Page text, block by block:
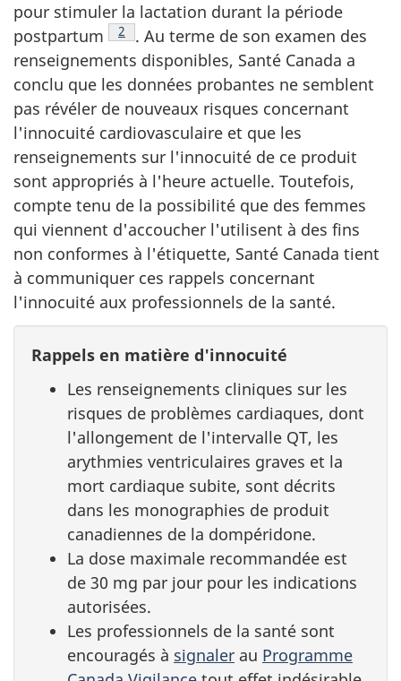
pour stimuler la lactation durant la période
postpartum
Note de bas de page
2
. Au terme de son examen des
renseignements disponibles, Santé Canada a
conclu que les données probantes ne semblent
pas révéler de nouveaux risques concernant
l'innocuité cardiovasculaire et que les
renseignements sur l'innocuité de ce produit
sont appropriés à l'heure actuelle. Toutefois,
compte tenu de la possibilité que des femmes
qui viennent d'accoucher l'utilisent à des fins
non conformes à l'étiquette, Santé Canada tient
à communiquer ces rappels concernant
l'innocuité aux professionnels de la santé.
Rappels en matière d'innocuité
Les renseignements cliniques sur les
risques de problèmes cardiaques, dont
l'allongement de l'intervalle QT, les
arythmies ventriculaires graves et la
mort cardiaque subite, sont décrits
dans les monographies de produit
canadiennes de la dompéridone.
La dose maximale recommandée est
de 30 mg par jour pour les indications
autorisées.
Les professionnels de la santé sont
encouragés à signaler au Programme